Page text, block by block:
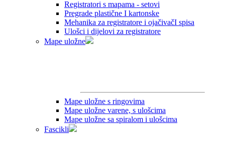
Registratori s mapama - setovi
Pregrade plastične I kartonske
Mehanika za registratore i ojačivačI spisa
Ulošci i dijelovi za registratore
Mape uložne
Mape uložne s ringovima
Mape uložne varene, s ulošcima
Mape uložne sa spiralom i ulošcima
Fascikli